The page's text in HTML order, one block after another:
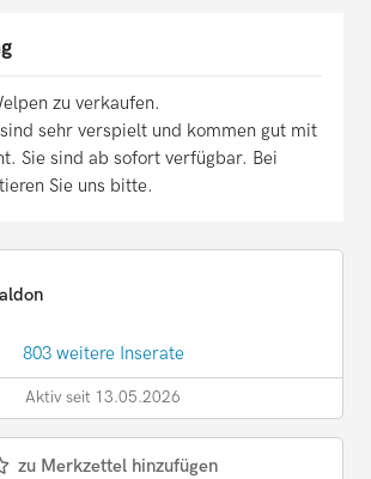
zu verkaufen.
sehr verspielt und kommen gut mit
Sie sind ab sofort verfügbar. Bei
Sie uns bitte.
803 weitere Inserate
Aktiv seit 13.05.2026
zu Merkzettel hinzufügen